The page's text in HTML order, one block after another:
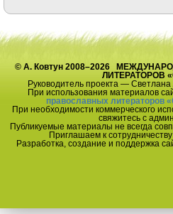
© А. Ковтун 2008–2026
ЛИТЕРАТОРОВ
Руководитель проекта — Светлана
При использования материалов
православных литераторов
При необходимости коммерческого
свяжитесь с
Публикуемые материалы не всегда
Приглашаем к
Разработка, создание и поддержка